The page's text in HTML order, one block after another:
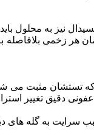
نیز به محلول
هر زخمی
تستشان مثبت می
دقیق تغییر
سرایت به گله های